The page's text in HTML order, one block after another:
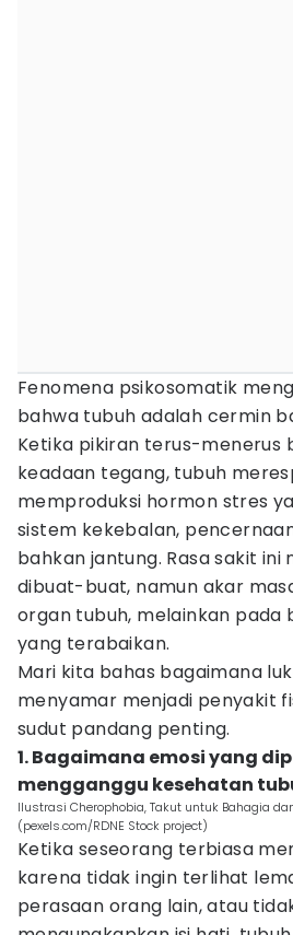
Fenomena psikosomatik
bahwa tubuh adalah cermin
Ketika pikiran terus-menerus
keadaan tegang, tubuh
memproduksi hormon stres
sistem kekebalan,
bahkan jantung. Rasa sakit ini
dibuat-buat, namun akar
organ tubuh, melainkan pada
yang terabaikan.
Mari kita bahas bagaimana
menyamar menjadi penyakit
sudut pandang penting.
1. Bagaimana emosi yang
mengganggu kesehatan
Ilustrasi Cherophobia, Takut untuk Bahagia
(pexels.com/RDNE Stock project)
Ketika seseorang terbiasa
karena tidak ingin terlihat
perasaan orang lain, atau